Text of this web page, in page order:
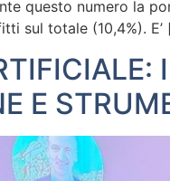
questo numero la
sul totale (10,4%).
E